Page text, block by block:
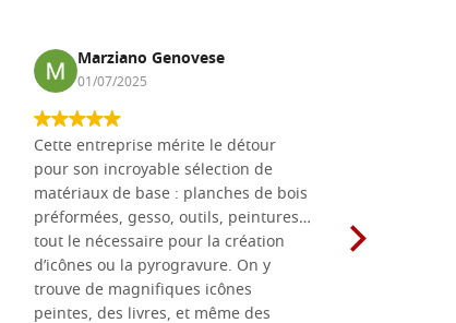
Marziano Genovese
01/07/2025
Cette entreprise mérite le détour
pour son incroyable sélection de
matériaux de base : planches de bois
préformées, gesso, outils, peintures…
tout le nécessaire pour la création
d’icônes ou la pyrogravure. On y
trouve de magnifiques icônes
peintes, des livres, et même des